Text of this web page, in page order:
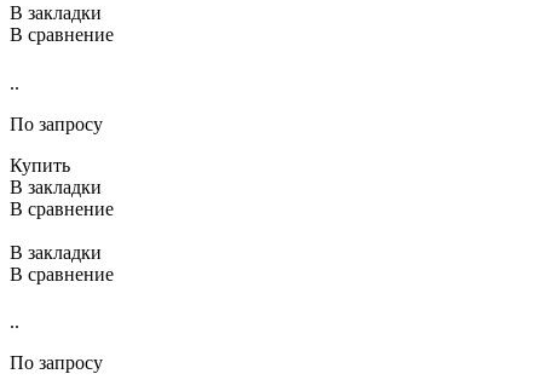
В закладки
В сравнение
..
По запросу
Купить
В закладки
В сравнение
В закладки
В сравнение
..
По запросу